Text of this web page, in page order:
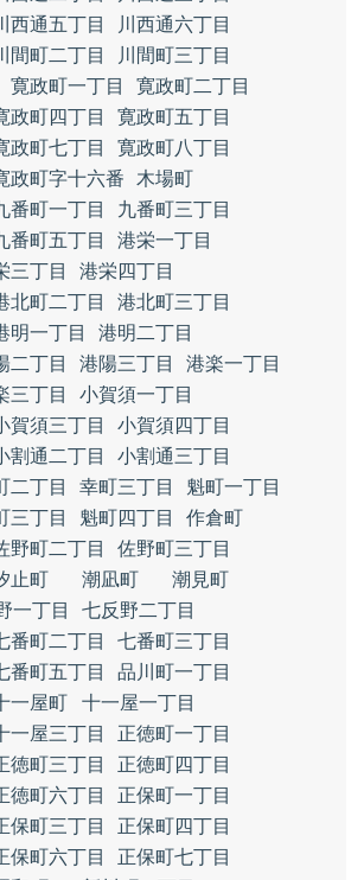
西通五丁目
川西通六丁目
間町二丁目
川間町三丁目
寛政町一丁目
寛政町二丁目
政町四丁目
寛政町五丁目
政町七丁目
寛政町八丁目
政町字十六番
木場町
番町一丁目
九番町三丁目
番町五丁目
港栄一丁目
三丁目
港栄四丁目
北町二丁目
港北町三丁目
明一丁目
港明二丁目
二丁目 港陽三丁目
港楽一丁目
三丁目
小賀須一丁目
賀須三丁目
小賀須四丁目
割通二丁目
小割通三丁目
二丁目 幸町三丁目
魁町一丁目
三丁目 魁町四丁目
作倉町
野町二丁目
佐野町三丁目
止町 潮凪町
潮見町
一丁目
七反野二丁目
番町二丁目
七番町三丁目
番町五丁目
品川町一丁目
一屋町
十一屋一丁目
一屋三丁目
正徳町一丁目
徳町三丁目
正徳町四丁目
徳町六丁目
正保町一丁目
保町三丁目
正保町四丁目
保町六丁目
正保町七丁目